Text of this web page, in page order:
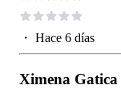
・ Hace 6 días
Ximena Gatica